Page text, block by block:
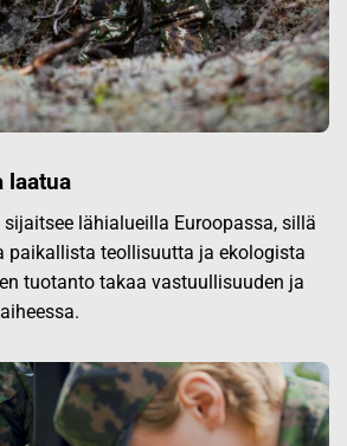
laatua
lähialueilla Euroopassa, sillä
paikallista teollisuutta ja ekologista
tuotanto takaa vastuullisuuden ja